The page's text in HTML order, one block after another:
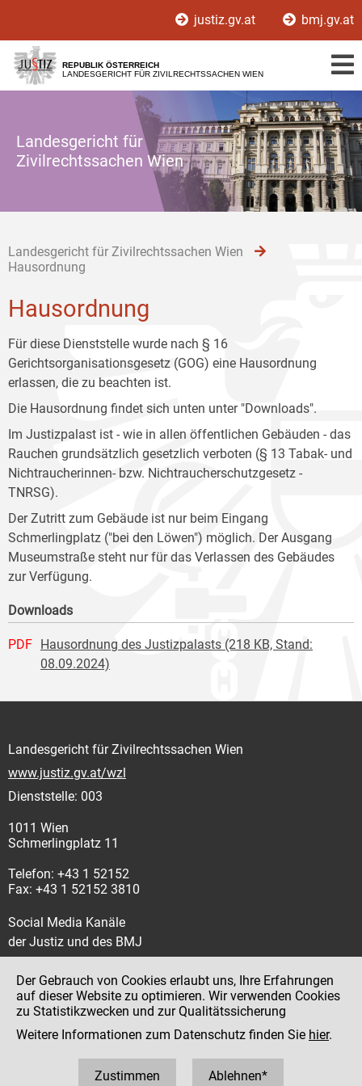
[1]
[2]
[3]
justiz.gv.at bmj.gv.at
REPUBLIK ÖSTERREICH
LANDESGERICHT FÜR ZIVILRECHTSSACHEN WIEN
Landesgericht für
Zivilrechtssachen Wien
Landesgericht für Zivilrechtssachen Wien
Hausordnung
Hausordnung
Für diese Dienststelle wurde nach § 16
Gerichtsorganisationsgesetz (GOG) eine Hausordnung
erlassen, die zu beachten ist.
Die Hausordnung findet sich unten unter "Downloads".
Im Justizpalast ist - wie in allen öffentlichen Gebäuden - das
Rauchen grundsätzlich gesetzlich verboten (§ 13 Tabak- und
Nichtraucherinnen- bzw. Nichtraucherschutzgesetz -
TNRSG).
Der Zutritt zum Gebäude ist nur beim Eingang
Schmerlingplatz ("bei den Löwen") möglich. Der Ausgang
Museumstraße steht nur für das Verlassen des Gebäudes
zur Verfügung.
Downloads
PDF
Hausordnung des Justizpalasts (218 KB, Stand:
08.09.2024)
Landesgericht für Zivilrechtssachen Wien
www.justiz.gv.at/wzl
Dienststelle: 003
1011 Wien
Schmerlingplatz 11
Telefon: +43 1 52152
Fax: +43 1 52152 3810
Social Media Kanäle
der Justiz und des BMJ
Impressum
Datenschutz
Der Gebrauch von Cookies erlaubt uns, Ihre Erfahrungen
auf dieser Website zu optimieren. Wir verwenden Cookies
zu Statistikzwecken und zur Qualitätssicherung
Weitere Informationen zum Datenschutz finden Sie hier.
Zustimmen Ablehnen*